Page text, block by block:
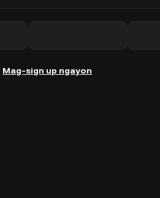
Mag-sign up ngayon